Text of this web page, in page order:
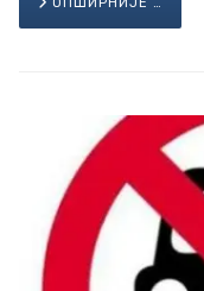
ОПШИРНИЈЕ …